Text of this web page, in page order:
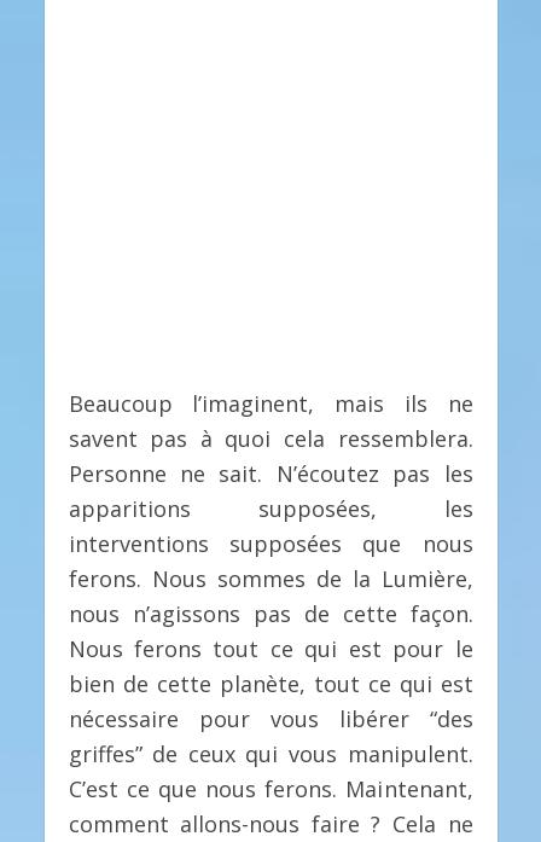
Beaucoup l’imaginent, mais ils ne
savent pas à quoi cela ressemblera.
Personne ne sait. N’écoutez pas les
apparitions supposées, les
interventions supposées que nous
ferons. Nous sommes de la Lumière,
nous n’agissons pas de cette façon.
Nous ferons tout ce qui est pour le
bien de cette planète, tout ce qui est
nécessaire pour vous libérer “des
griffes” de ceux qui vous manipulent.
C’est ce que nous ferons. Maintenant,
comment allons-nous faire ? Cela ne